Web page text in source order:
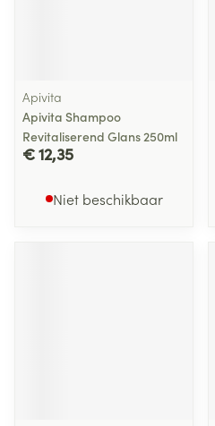
Apivita
Apivita Shampoo
Revitaliserend Glans 250ml
€ 12,35
Niet beschikbaar